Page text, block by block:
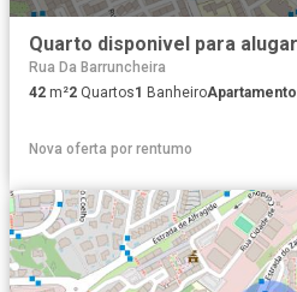
Rua Da Barruncheira
42 m²2 Quartos1 BanheiroApartamento
Nova oferta por rentumo